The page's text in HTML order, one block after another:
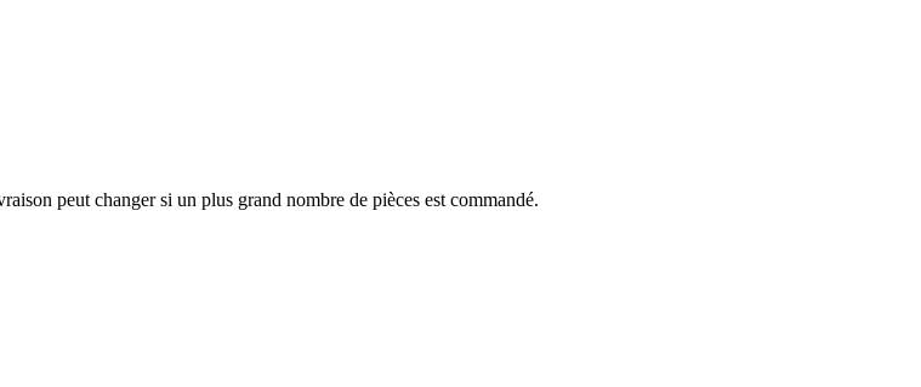
peut changer si un plus grand nombre de pièces est commandé.